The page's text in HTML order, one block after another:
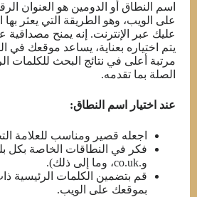
اسم النطاق أو الدومين هو العنوان
على الويب، وهو الطريقة التي يعثر
عليك عبر الإنترنت. إنه يمنح مصداقية
يتم اختياره بعناية، يساعد موقعك
مرتبة أعلى في نتائج البحث للكلمات
الصلة بما تقدمه.
عند اختيار اسم النطاق:
اجعله قصير ومناسب للعلامة
و.co.uk، وما إلى ذلك).
قم بتضمين الكلمات الرئيسية
بموقعك على الويب.